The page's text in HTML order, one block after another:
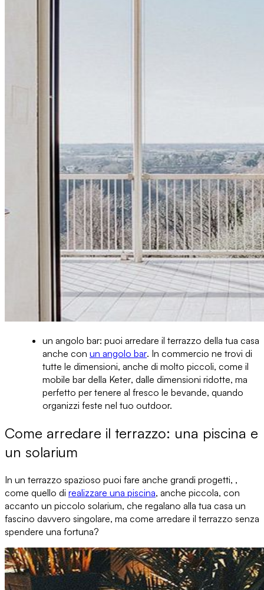
un angolo bar: puoi arredare il terrazzo della tua casa
anche con un angolo bar. In commercio ne trovi di
tutte le dimensioni, anche di molto piccoli, come il
mobile bar della Keter, dalle dimensioni ridotte, ma
perfetto per tenere al fresco le bevande, quando
organizzi feste nel tuo outdoor.
Come arredare il terrazzo: una piscina e
un solarium
In un terrazzo spazioso puoi fare anche grandi progetti, ,
come quello di realizzare una piscina, anche piccola, con
accanto un piccolo solarium, che regalano alla tua casa un
fascino davvero singolare, ma come arredare il terrazzo senza
spendere una fortuna?